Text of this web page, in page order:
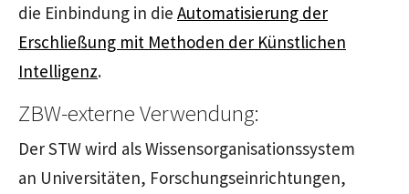
die Einbindung in die Automatisierung der
Erschließung mit Methoden der Künstlichen
Intelligenz.
ZBW-externe Verwendung:
Der STW wird als Wissensorganisationssystem
an Universitäten, Forschungseinrichtungen,